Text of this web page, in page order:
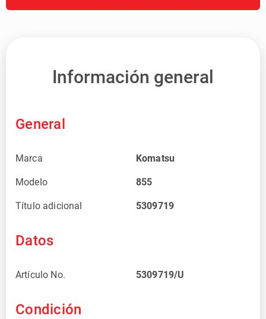
Información general
General
Marca Komatsu
Modelo 855
Título adicional 5309719
Datos
Artículo No. 5309719/U
Condición